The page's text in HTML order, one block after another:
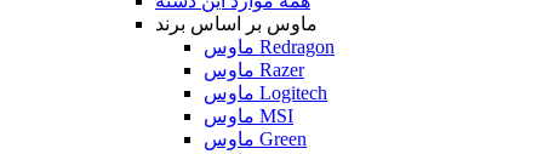
ماوس بر اساس برند
ماوس Redragon
ماوس Razer
ماوس Logitech
ماوس MSI
ماوس Green